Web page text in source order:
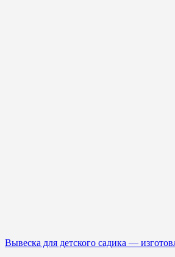
Вывеска для детского садика —